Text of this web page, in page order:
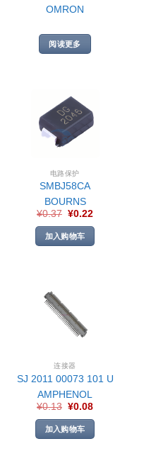
OMRON
阅读更多
电路保护
SMBJ58CA
BOURNS
¥0.37 ¥0.22
加入购物车
连接器
SJ 2011 00073 101 U
AMPHENOL
¥0.13 ¥0.08
加入购物车